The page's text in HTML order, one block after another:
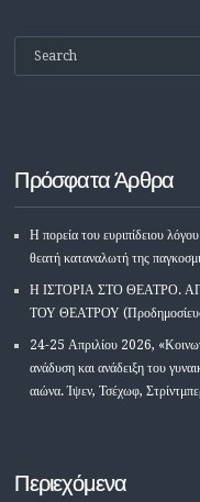
Πρόσφατα Άρθρα
Η πορεία του ευριπίδειου
θεατή καταναλωτή της
Η ΙΣΤΟΡΙΑ ΣΤΟ ΘΕΑΤΡΟ.
ΤΟΥ ΘΕΑΤΡΟΥ
24-25 Απριλίου 2026,
ανάδυση και ανάδειξη του
αιώνα. Ίψεν, Τσέχωφ,
Περιεχόμενα